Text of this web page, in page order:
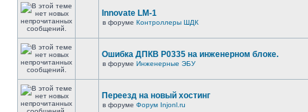
Innovate LM-1
в форуме Контроллеры ШДК
Ошибка ДПКВ Р0335 на инженерном блоке.
в форуме Инженерные ЭБУ
Переезд на новый хостинг
в форуме Форум Injonl.ru